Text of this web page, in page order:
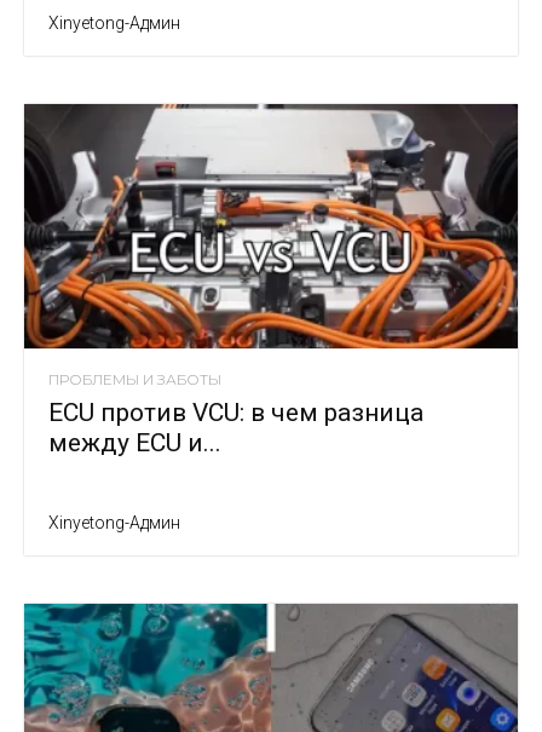
Xinyetong-Админ
ПРОБЛЕМЫ И ЗАБОТЫ
ECU против VCU: в чем разница
между ECU и...
Xinyetong-Админ